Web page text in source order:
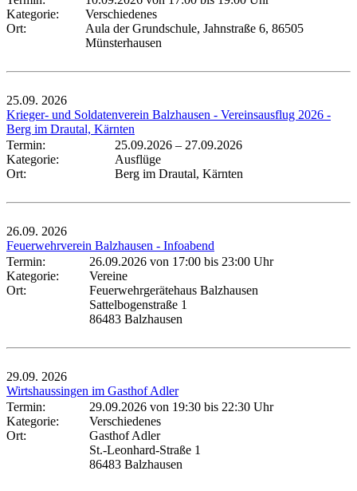
Kategorie:
Verschiedenes
Ort:
Aula der Grundschule, Jahnstraße 6, 86505
Münsterhausen
25.09. 2026
Krieger- und Soldatenverein Balzhausen - Vereinsausflug 2026 -
Berg im Drautal, Kärnten
Termin:
25.09.2026 – 27.09.2026
Kategorie:
Ausflüge
Ort:
Berg im Drautal, Kärnten
26.09. 2026
Feuerwehrverein Balzhausen - Infoabend
Termin:
26.09.2026 von 17:00 bis 23:00 Uhr
Kategorie:
Vereine
Ort:
Feuerwehrgerätehaus Balzhausen
Sattelbogenstraße 1
86483 Balzhausen
29.09. 2026
Wirtshaussingen im Gasthof Adler
Termin:
29.09.2026 von 19:30 bis 22:30 Uhr
Kategorie:
Verschiedenes
Ort:
Gasthof Adler
St.-Leonhard-Straße 1
86483 Balzhausen